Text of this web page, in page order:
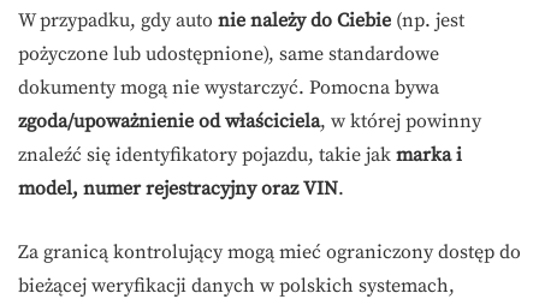
W przypadku, gdy auto nie należy do Ciebie (np. jest
pożyczone lub udostępnione), same standardowe
dokumenty mogą nie wystarczyć. Pomocna bywa
zgoda/upoważnienie od właściciela, w której powinny
znaleźć się identyfikatory pojazdu, takie jak marka i
model, numer rejestracyjny oraz VIN.
Za granicą kontrolujący mogą mieć ograniczony dostęp do
bieżącej weryfikacji danych w polskich systemach,